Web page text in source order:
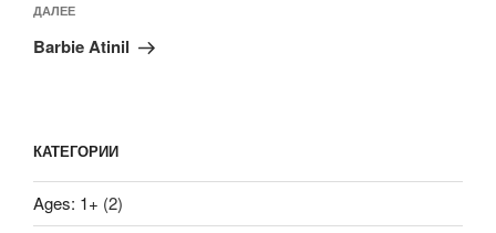
Следующая
запись
ДАЛЕЕ
Barbie Atinil
КАТЕГОРИИ
Ages: 1+ (2)